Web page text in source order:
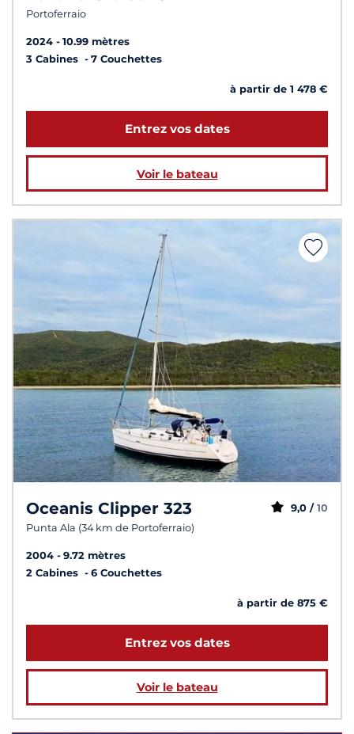
Portoferraio
2024
10.99 mètres
3 Cabines
7 Couchettes
à partir de 1 478 €
Entrez vos dates
Voir le bateau
Oceanis Clipper 323
Punta Ala (34 km de Portoferraio)
9,0 / 10
2004
9.72 mètres
2 Cabines
6 Couchettes
à partir de 875 €
Entrez vos dates
Voir le bateau